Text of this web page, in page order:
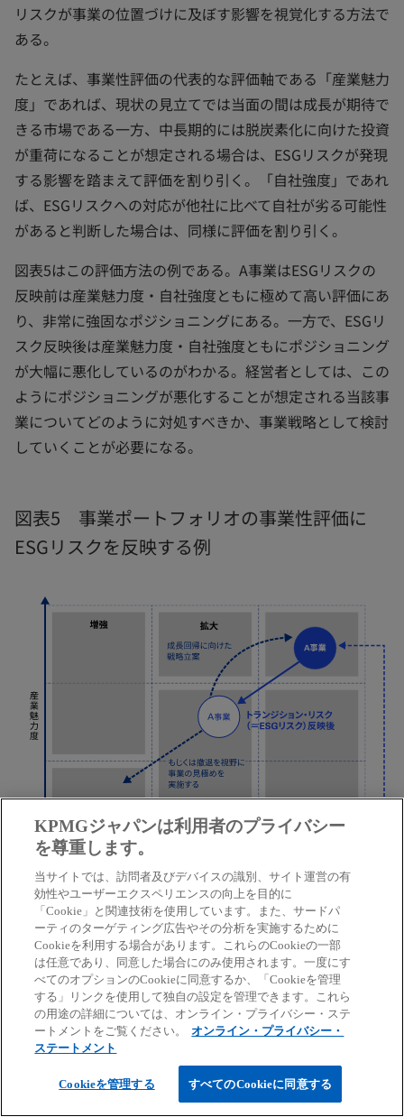
リスクが事業の位置づけに及ぼす影響を視覚化する方法で
ある。
たとえば、事業性評価の代表的な評価軸である「産業魅力
度」であれば、現状の見立てでは当面の間は成長が期待で
きる市場である一方、中長期的には脱炭素化に向けた投資
が重荷になることが想定される場合は、ESGリスクが発現
する影響を踏まえて評価を割り引く。「自社強度」であれ
ば、ESGリスクへの対応が他社に比べて自社が劣る可能性
があると判断した場合は、同様に評価を割り引く。
図表5はこの評価方法の例である。A事業はESGリスクの
反映前は産業魅力度・自社強度ともに極めて高い評価にあ
り、非常に強固なポジショニングにある。一方で、ESGリ
スク反映後は産業魅力度・自社強度ともにポジショニング
が大幅に悪化しているのがわかる。経営者としては、この
ようにポジショニングが悪化することが想定される当該事
業についてどのように対処すべきか、事業戦略として検討
していくことが必要になる。
図表5 事業ポートフォリオの事業性評価に
ESGリスクを反映する例
（出所）KPMGにて作成
特定のESGテーマに限定して評価する方法
ここまでで解説した「ESGの全体像を捉えて評価する方
KPMGジャパンは利用者のプライバシー
を尊重します。
当サイトでは、訪問者及びデバイスの識別、サイト運営の有
効性やユーザーエクスペリエンスの向上を目的に
「Cookie」と関連技術を使用しています。また、サードパ
ーティのターゲティング広告やその分析を実施するために
Cookieを利用する場合があります。これらのCookieの一部
は任意であり、同意した場合にのみ使用されます。一度にす
べてのオプションのCookieに同意するか、「Cookieを管理
する」リンクを使用して独自の設定を管理できます。これら
の用途の詳細については、オンライン・プライバシー・ステ
ートメントをご覧ください。
オンライン・プライバシー・
ステートメント
Cookieを管理する すべてのCookieに同意する